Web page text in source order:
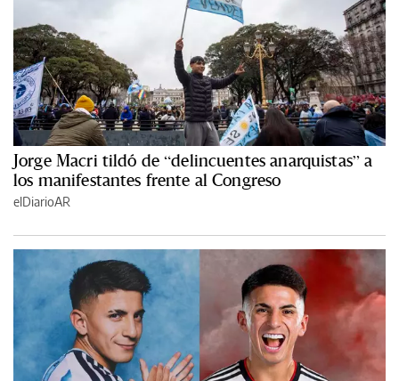
Jorge Macri tildó de “delincuentes anarquistas” a
los manifestantes frente al Congreso
elDiarioAR